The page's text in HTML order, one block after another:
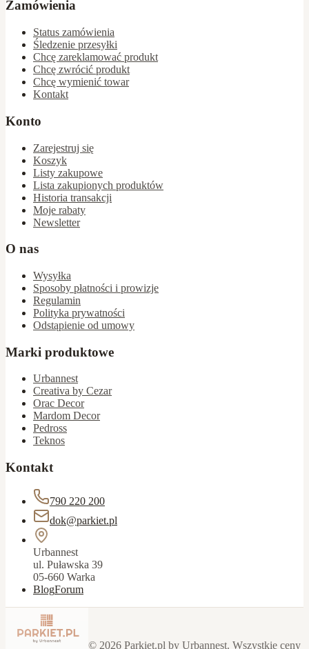
Zamówienia
Status zamówienia
Śledzenie przesyłki
Chcę zareklamować produkt
Chcę zwrócić produkt
Chcę wymienić towar
Kontakt
Konto
Zarejestruj się
Koszyk
Listy zakupowe
Lista zakupionych produktów
Historia transakcji
Moje rabaty
Newsletter
O nas
Wysyłka
Sposoby płatności i prowizje
Regulamin
Polityka prywatności
Odstąpienie od umowy
Marki produktowe
Urbannest
Creativa by Cezar
Orac Decor
Mardom Decor
Pedross
Teknos
Kontakt
790 220 200
dok@parkiet.pl
Urbannest
ul. Puławska 39
05-660 Warka
BlogForum
© 2026 Parkiet.pl by Urbannest. Wszystkie ceny